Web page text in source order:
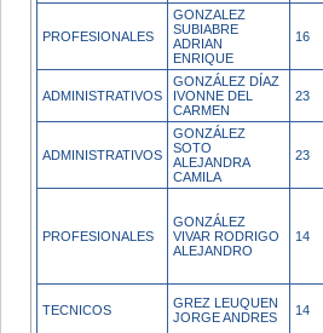
PROFESIONALES
GONZALEZ
SUBIABRE
ADRIAN
ENRIQUE
16
ADMINISTRATIVOS
GONZÁLEZ DÍAZ
IVONNE DEL
CARMEN
23
ADMINISTRATIVOS
GONZÁLEZ
SOTO
ALEJANDRA
CAMILA
23
PROFESIONALES
GONZÁLEZ
VIVAR RODRIGO
ALEJANDRO
14
TECNICOS
GREZ LEUQUEN
JORGE ANDRES
14